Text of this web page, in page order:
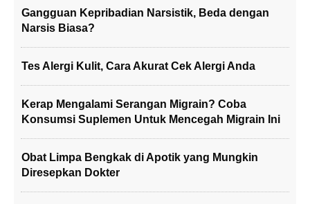
Gangguan Kepribadian Narsistik, Beda dengan
Narsis Biasa?
Tes Alergi Kulit, Cara Akurat Cek Alergi Anda
Kerap Mengalami Serangan Migrain? Coba
Konsumsi Suplemen Untuk Mencegah Migrain Ini
Obat Limpa Bengkak di Apotik yang Mungkin
Diresepkan Dokter